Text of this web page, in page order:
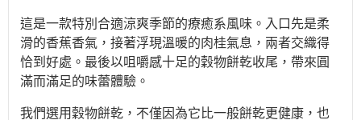
這是一款特別合適涼爽季節的療癒系風味。入口先是柔
滑的香蕉香氣，接著浮現溫暖的肉桂氣息，兩者交織得
恰到好處。最後以咀嚼感十足的穀物餅乾收尾，帶來圓
滿而滿足的味蕾體驗。
我們選用穀物餅乾，不僅因為它比一般餅乾更健康，也